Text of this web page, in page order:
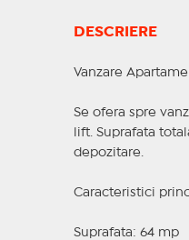
DESCRIERE
Vanzare
Se ofera spre
lift. Suprafata
depozitare.
Caracteristici
Suprafata: 64 mp